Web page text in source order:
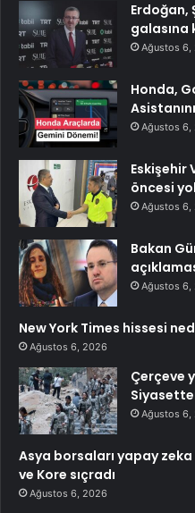
Erdoğan,
galasına
Ağustos 6,
Honda,
Ağustos 6,
Eskişehir
öncesi
Ağustos 6,
Bakan
Ağustos 6,
New York Times hissesi
Ağustos 6, 2026
Çerçeve
Ağustos 6,
Asya borsaları yapay
ve Kore sıçradı
Ağustos 6, 2026